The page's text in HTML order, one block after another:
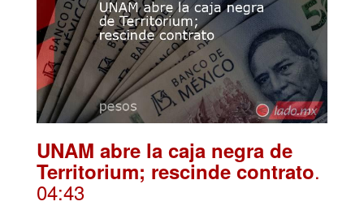
UNAM abre la caja negra de
Territorium; rescinde contrato.
04:43